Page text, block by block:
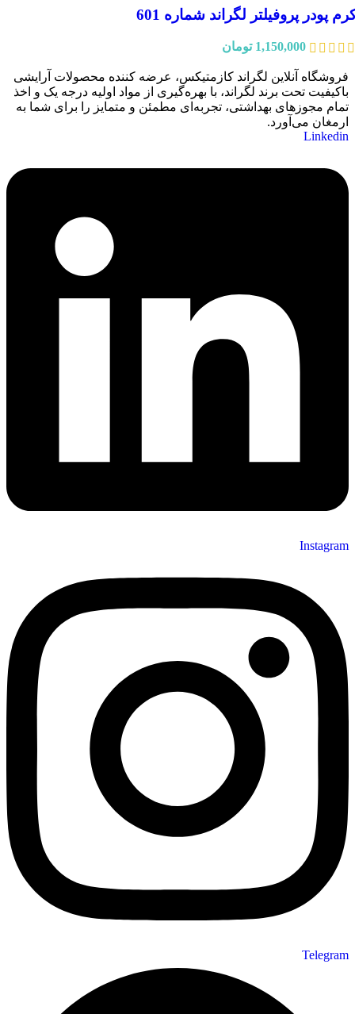
پودر پروفیلتر لگراند شماره 601
1,150,000 تومان
فروشگاه آنلاین لگراند کازمتیکس، عرضه‌ کننده محصولات آرایشی
باکیفیت تحت برند لگراند، با بهره‌گیری از مواد اولیه درجه یک و اخذ
تمام مجوزهای بهداشتی، تجربه‌ای مطمئن و متمایز را برای شما به
ارمغان می‌آورد.
Linkedin
Instagram
Telegram